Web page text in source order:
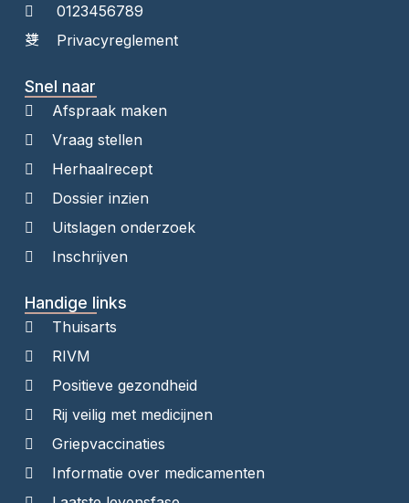
0123456789
Privacyreglement
Snel naar
Afspraak maken
Vraag stellen
Herhaalrecept
Dossier inzien
Uitslagen onderzoek
Inschrijven
Handige links
Thuisarts
RIVM
Positieve gezondheid
Rij veilig met medicijnen
Griepvaccinaties
Informatie over medicamenten